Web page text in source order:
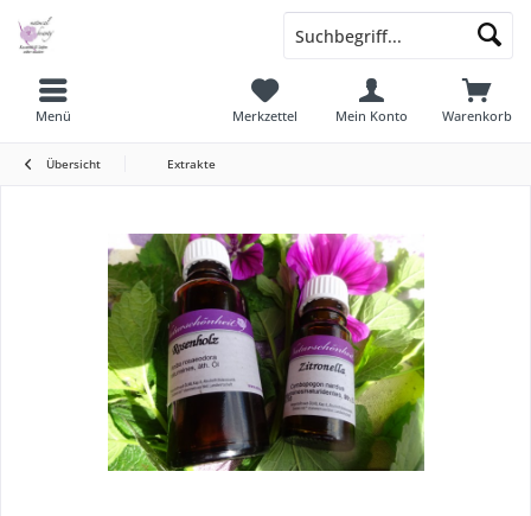
Menü Warenkorb
Merkzettel Mein Konto
Übersicht Extrakte